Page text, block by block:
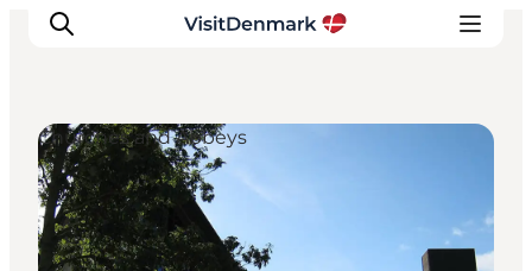
Inspiratie
Bestemmingen
Churches and Abbeys